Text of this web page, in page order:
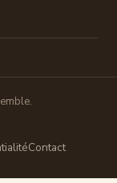
Contact